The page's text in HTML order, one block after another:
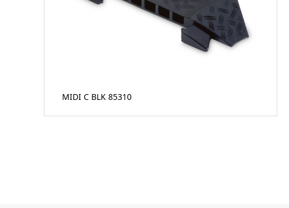
MIDI C BLK 85310